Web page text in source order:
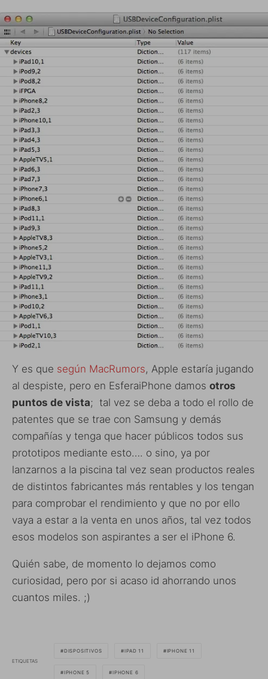
Y es que según MacRumors, Apple estaría jugando
al despiste, pero en EsferaiPhone damos otros
puntos de vista; tal vez se deba a todo el rollo de
patentes que se trae con Samsung y demás
compañías y tenga que hacer públicos todos sus
prototipos mediante esto…. o sino, ya por
lanzarnos a la piscina tal vez sean productos reales
de distintos fabricantes más rentables y los tengan
para comprobar el rendimiento y que no por ello
vaya a estar a la venta en unos años, tal vez todos
esos modelos son aspirantes a ser el iPhone 6.
Quién sabe, de momento lo dejamos como
curiosidad, pero por si acaso id ahorrando unos
cuantos miles. ;)
ETIQUETAS
DISPOSITIVOS IPAD 11 IPHONE 11
IPHONE 5 IPHONE 6